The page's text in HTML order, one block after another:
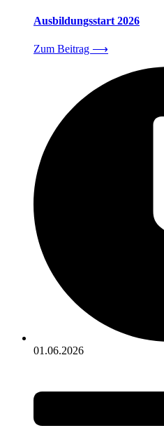
Ausbildungsstart 2026
Zum Beitrag ⟶
01.06.2026